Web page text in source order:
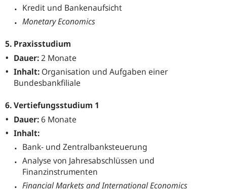
Kredit und Bankenaufsicht
Monetary Economics
5. Praxisstudium
Dauer:2 Monate
Inhalt: Organisation und Aufgaben einer
Bundesbankfiliale
6. Vertiefungsstudium 1
Dauer: 6 Monate
Inhalt:
Bank- und Zentralbanksteuerung
Analyse von Jahresabschlüssen und
Finanzinstrumenten
Financial Markets and International Economics